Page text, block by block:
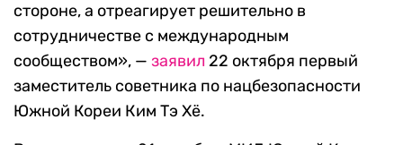
стороне, а отреагирует решительно в
сотрудничестве с международным
сообществом», — заявил 22 октября первый
заместитель советника по нацбезопасности
Южной Кореи Ким Тэ Хё.